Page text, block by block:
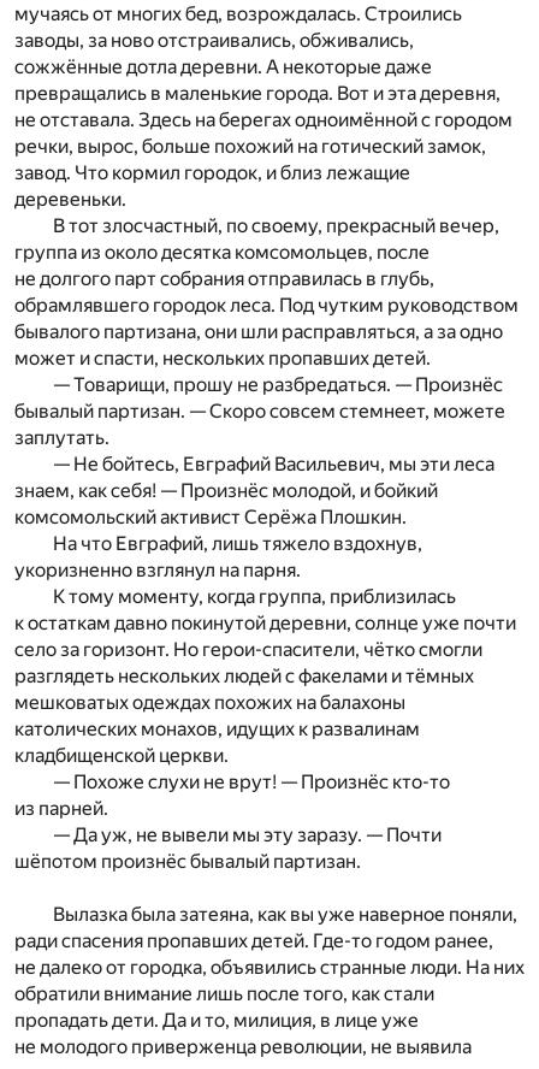
мучаясь от многих бед, возрождалась. Строились
заводы, за ново отстраивались, обживались,
сожжённые дотла деревни. А некоторые даже
превращались в маленькие города. Вот и эта деревня,
не отставала. Здесь на берегах одноимённой с городом
речки, вырос, больше похожий на готический замок,
завод. Что кормил городок, и близ лежащие
деревеньки.
В тот злосчастный, по своему, прекрасный вечер,
группа из около десятка комсомольцев, после
не долгого парт собрания отправилась в глубь,
обрамлявшего городок леса. Под чутким руководством
бывалого партизана, они шли расправляться, а за одно
может и спасти, нескольких пропавших детей.
— Товарищи, прошу не разбредаться. — Произнёс
бывалый партизан. — Скоро совсем стемнеет, можете
заплутать.
— Не бойтесь, Евграфий Васильевич, мы эти леса
знаем, как себя! — Произнёс молодой, и бойкий
комсомольский активист Серёжа Плошкин.
На что Евграфий, лишь тяжело вздохнув,
укоризненно взглянул на парня.
К тому моменту, когда группа, приблизилась
к остаткам давно покинутой деревни, солнце уже почти
село за горизонт. Но герои-спасители, чётко смогли
разглядеть нескольких людей с факелами и тёмных
мешковатых одеждах похожих на балахоны
католических монахов, идущих к развалинам
кладбищенской церкви.
— Похоже слухи не врут! — Произнёс кто-то
из парней.
— Да уж, не вывели мы эту заразу. — Почти
шёпотом произнёс бывалый партизан.
Вылазка была затеяна, как вы уже наверное поняли,
ради спасения пропавших детей. Где-то годом ранее,
не далеко от городка, объявились странные люди. На них
обратили внимание лишь после того, как стали
пропадать дети. Да и то, милиция, в лице уже
не молодого приверженца революции, не выявила